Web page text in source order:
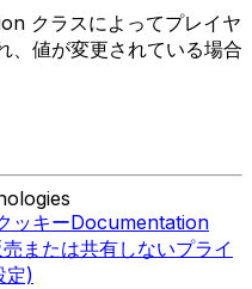
クラスによってプレイヤ
、値が変更されている場合
ッキーDocumentation
または共有しないプライ
定)